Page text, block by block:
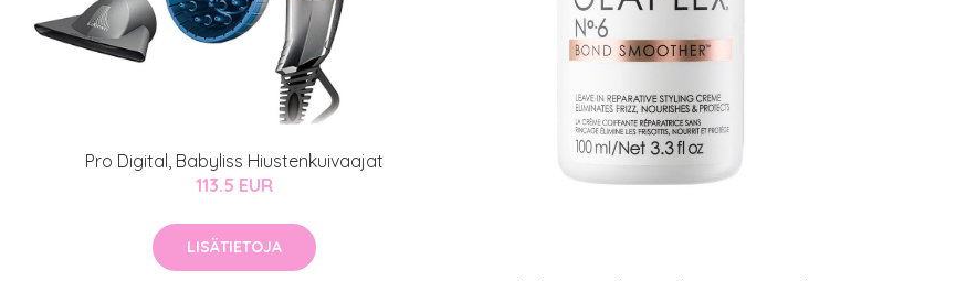
Pro Digital, Babyliss Hiustenkuivaajat
113.5 EUR
LISÄTIETOJA